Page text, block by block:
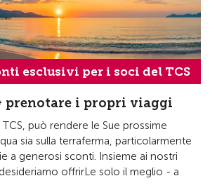
esclusivi per i soci del TCS
prenotare i propri viaggi
può rendere le Sue prossime
sia sulla terraferma, particolarmente
a generosi sconti. Insieme ai nostri
offrirLe solo il meglio - a